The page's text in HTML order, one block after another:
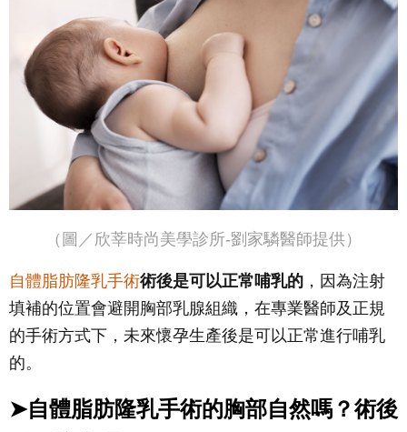
（圖／欣莘時尚美學診所-劉家驎醫師提供）
自體脂肪隆乳手術術後是可以正常哺乳的 ，因為注射
填補的位置會避開胸部乳腺組織，在專業醫師及正規
的手術方式下，未來懷孕生產後是可以正常進行哺乳
的。
➤自體脂肪隆乳手術的胸部自然嗎？術後